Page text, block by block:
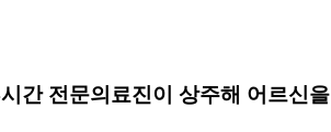
간 전문의료진이 상주해 어르신을